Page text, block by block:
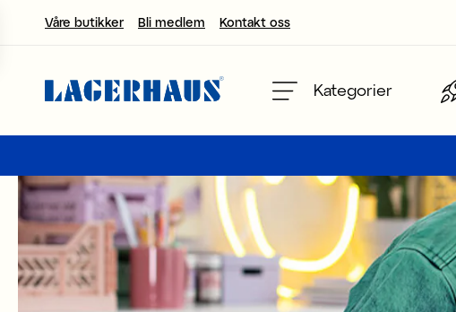
Våre butikker Bli medlem Kontakt oss
Kategorier
velg språk / valuta
FI / EUR
NO / NKR
SE / SEK